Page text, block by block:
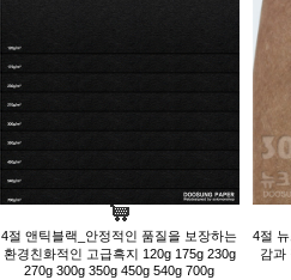
4절 앤틱블랙_안정적인 품질을 보장하는
환경친화적인 고급흑지 120g 175g 230g
270g 300g 350g 450g 540g 700g
4절
감과